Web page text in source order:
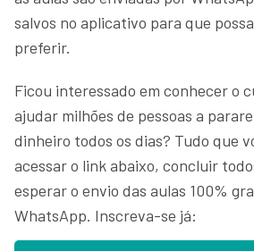
salvos no aplicativo para que
preferir.
Ficou interessado em conhecer o
ajudar milhões de pessoas a
dinheiro todos os dias? Tudo que
acessar o link abaixo, concluir
esperar o envio das aulas 100%
WhatsApp. Inscreva-se já: